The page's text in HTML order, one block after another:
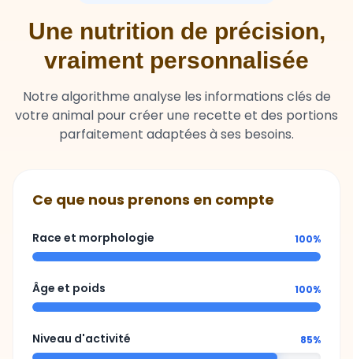
Une nutrition de précision,
vraiment personnalisée
Notre algorithme analyse les informations clés de
votre animal pour créer une recette et des portions
parfaitement adaptées à ses besoins.
Ce que nous prenons en compte
Race et morphologie 100%
Âge et poids 100%
Niveau d'activité 85%